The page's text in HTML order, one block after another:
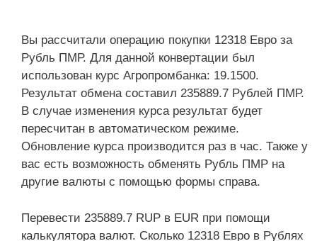
Вы рассчитали операцию покупки 12318 Евро за
Рубль ПМР. Для данной конвертации был
использован курс Агропромбанка: 19.1500.
Результат обмена составил 235889.7 Рублей ПМР.
В случае изменения курса результат будет
пересчитан в автоматическом режиме.
Обновление курса производится раз в час. Также у
вас есть возможность обменять Рубль ПМР на
другие валюты с помощью формы справа.
Перевести 235889.7 RUP в EUR при помощи
калькулятора валют. Сколько 12318 Евро в Рублях